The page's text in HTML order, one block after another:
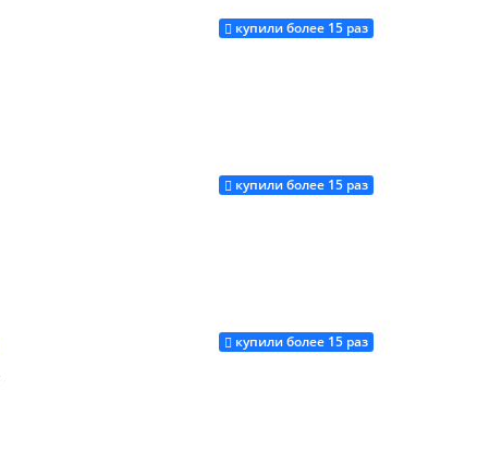
Купить
купили более 15 раз
Купить
купили более 15 раз
Купить
купили более 15 раз